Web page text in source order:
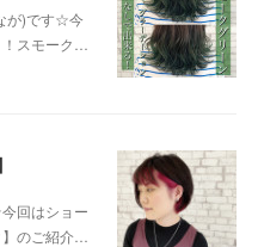
が)です☆今
スモーク…
回はショー
のご紹介…